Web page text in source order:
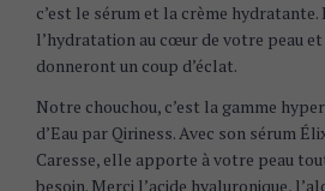
c’est le sérum et la crème
l’hydratation au cœur de votre peau
donneront un coup d’éclat.
Notre chouchou, c’est la gamme
d’Eau par Qiriness. Avec son sérum
Caresse, elle apporte à votre peau
besoin. Merci l’acide hyaluronique,